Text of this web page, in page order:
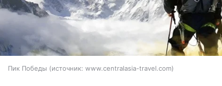
Пик Победы источник: www.centralasia-travel.com